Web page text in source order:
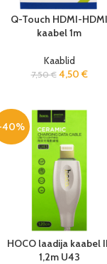
Q-Touch HDMI-HDMI
kaabel 1m
Kaablid
7,50€ 4,50 €
40%
HOCO laadija kaabel
1,2m U43